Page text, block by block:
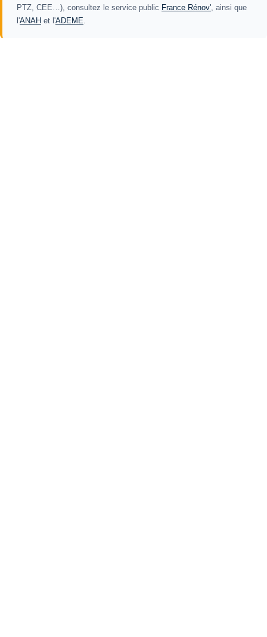
PTZ, CEE…), consultez le service public France Rénov', ainsi que
l'ANAH et l'ADEME.